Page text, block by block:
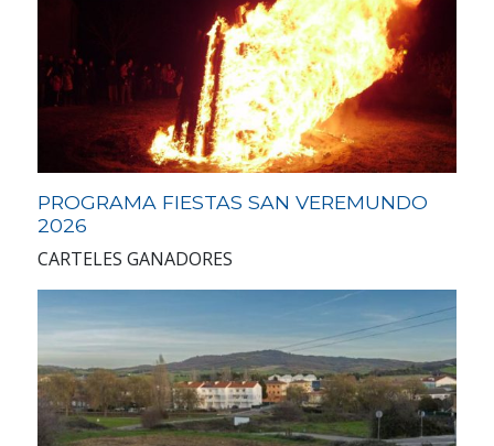
PROGRAMA FIESTAS SAN VEREMUNDO
2026
CARTELES GANADORES